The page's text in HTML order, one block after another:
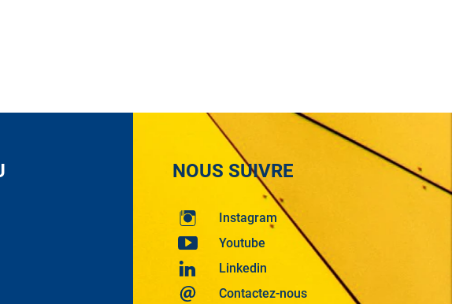
NOUS SUIVRE
Instagram
Youtube
Linkedin
Contactez-nous